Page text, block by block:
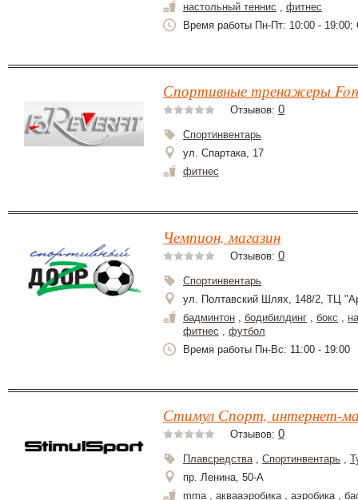
настольный теннис , фитнес
Время работы Пн-Пт: 10:00 - 19:00;
Спортивные тренажеры
Отзывов: 0
Спортинвентарь
ул. Спартака, 17
фитнес
Чемпион, магазин
Отзывов: 0
Спортинвентарь
ул. Полтавский Шлях, 148/2, ТЦ
бадминтон , бодибилдинг , бокс ,
фитнес , футбол
Время работы Пн-Вс: 11:00 - 19:00
Стимул Спорт, интернет-
Отзывов: 0
Плавсредства, Спортинвентарь ,
пр. Ленина, 50-А
mma, аквааэробика, аэробика,